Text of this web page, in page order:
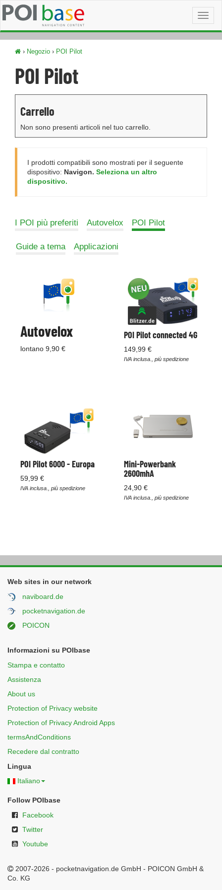
› Negozio › POI Pilot
POI Pilot
Carrello
Non sono presenti articoli nel tuo carrello.
I prodotti compatibili sono mostrati per il seguente
dispositivo: Navigon. Seleziona un altro
dispositivo.
I POI più preferiti Autovelox POI Pilot
Guide a tema Applicazioni
Autovelox
lontano 9,90 €
POI Pilot connected 4G
149,99 €
IVA inclusa., più spedizione
POI Pilot 6000 - Europa
59,99 €
IVA inclusa., più spedizione
Mini-Powerbank
2600mhA
24,90 €
IVA inclusa., più spedizione
Web sites in our network
naviboard.de
pocketnavigation.de
POICON
Informazioni su POIbase
Stampa e contatto
Assistenza
About us
Protection of Privacy website
Protection of Privacy Android Apps
termsAndConditions
Recedere dal contratto
Lingua
Italiano
Follow POIbase
Facebook
Twitter
Youtube
2007-2026 - pocketnavigation.de GmbH - POICON GmbH &
Co. KG